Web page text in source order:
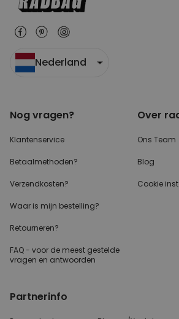
Nederland
Nog vragen?
Klantenservice
Betaalmethoden?
Verzendkosten?
Waar is mijn bestelling?
Retourneren?
FAQ - voor de meest gestelde
vragen en antwoorden
Over
Ons Team
Blog
Cookie
Partnerinfo